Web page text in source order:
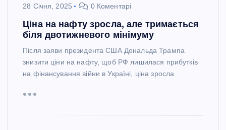
28 Січня, 2025
0 Коментарі
Ціна на нафту зросла, але тримається
біля двотижневого мінімуму
Після заяви президента США Дональда Трампа
знизити ціни на нафту, щоб РФ лишилася прибутків
на фінансування війни в Україні, ціна зросла